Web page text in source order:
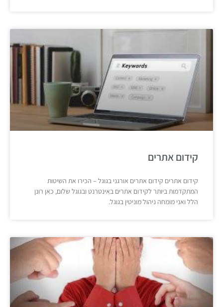
קידום אתרים
קידום אתרים קידום אתרים אורגני בגוגל – הכירו את השיטות
המתקדמות ביותר לקידום אתרים באינטרנט ובגוגל שלום, כאן רונן
הלל ואני מומחה ניהול מוניטין בגוגל.